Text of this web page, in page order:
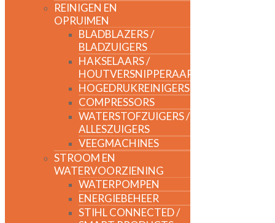
REINIGEN EN
OPRUIMEN
BLADBLAZERS /
BLADZUIGERS
HAKSELAARS /
HOUTVERSNIPPERAARS
HOGEDRUKREINIGERS
COMPRESSORS
WATERSTOFZUIGERS /
ALLESZUIGERS
VEEGMACHINES
STROOM EN
WATERVOORZIENING
WATERPOMPEN
ENERGIEBEHEER
STIHL CONNECTED /